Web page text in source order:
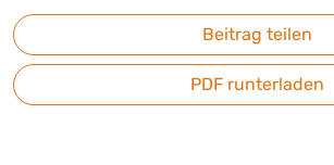
Beitrag teilen
PDF runterladen